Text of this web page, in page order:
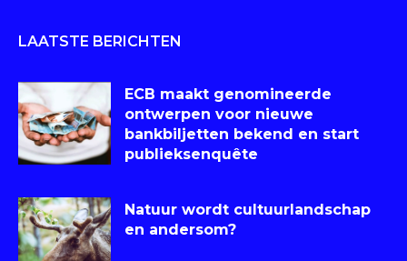
LAATSTE BERICHTEN
ECB maakt genomineerde
ontwerpen voor nieuwe
bankbiljetten bekend en start
publieksenquête
Natuur wordt cultuurlandschap
en andersom?